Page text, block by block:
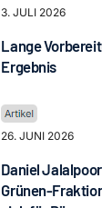
3. JULI 2026
Lange
Ergebnis
26. JUNI 2026
Daniel
Grünen-